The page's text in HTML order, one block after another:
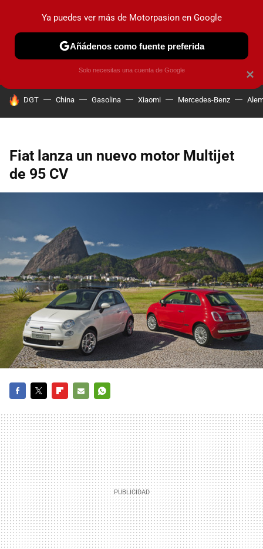
PRUEBAS COCHES ELÉCTRICOS OBSERVATORIO
HOY SE HABLA DE
DGT China Gasolina Xiaomi Mercedes-Benz
Fiat lanza un nuevo motor Multijet
de 95 CV
MAIL
×
Ya puedes ver más de Motorpasion en Google
Añádenos como fuente preferida
Solo necesitas una cuenta de Google